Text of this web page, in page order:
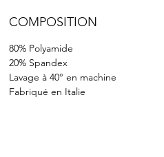
COMPOSITION
80% Polyamide
20% Spandex
Lavage à 40° en machine
Fabriqué en Italie